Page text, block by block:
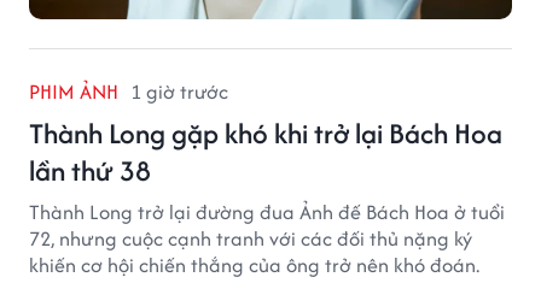
PHIM ẢNH 1 giờ trước
Thành Long gặp khó khi trở lại Bách Hoa
lần thứ 38
Thành Long trở lại đường đua Ảnh đế Bách Hoa ở tuổi
72, nhưng cuộc cạnh tranh với các đối thủ nặng ký
khiến cơ hội chiến thắng của ông trở nên khó đoán.